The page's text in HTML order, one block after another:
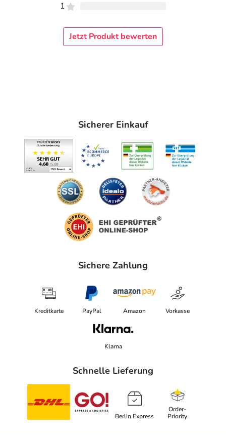
1
Jetzt Produkt bewerten
Sicherer Einkauf
Sichere Zahlung
Kreditkarte PayPal Amazon Vorkasse
Klarna
Schnelle Lieferung
Berlin Express
Order-
Priority